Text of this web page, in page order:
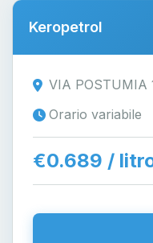
Keropetrol
VIA POSTUMIA
Orario variabile
€0.689 /